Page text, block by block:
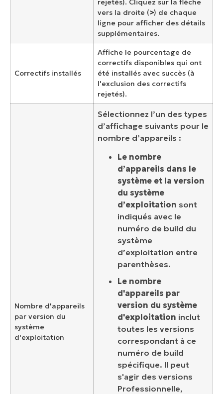
vers la droite (>) de chaque
ligne pour afficher des détails
supplémentaires.
Correctifs installés
Affiche le pourcentage de
correctifs disponibles qui ont
été installés avec succès (à
l'exclusion des correctifs
rejetés).
Nombre d'appareils
par version du
système
d'exploitation
Sélectionnez l’un des types
d’affichage suivants pour le
nombre d’appareils :
Le nombre
d’appareils dans le
système et la version
du système
d’exploitation sont
indiqués avec le
numéro de build du
système
d’exploitation entre
parenthèses.
Le nombre
d'appareils par
version du système
d'exploitation inclut
toutes les versions
correspondant à ce
numéro de build
spécifique. Il peut
s'agir des versions
Professionnelle,